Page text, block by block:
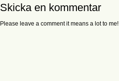
Skicka en kommentar
Please leave a comment it means a lot to me!